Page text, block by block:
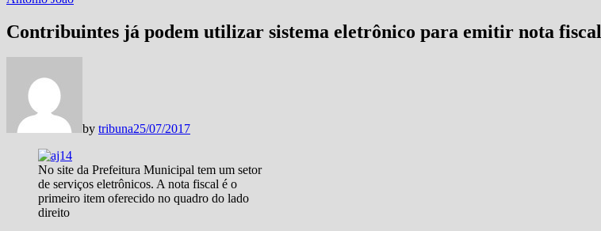
Contribuintes já podem utilizar sistema eletrônico para emitir nota fiscal
by tribuna25/07/2017
No site da Prefeitura Municipal tem um setor
de serviços eletrônicos. A nota fiscal é o
primeiro item oferecido no quadro do lado
direito